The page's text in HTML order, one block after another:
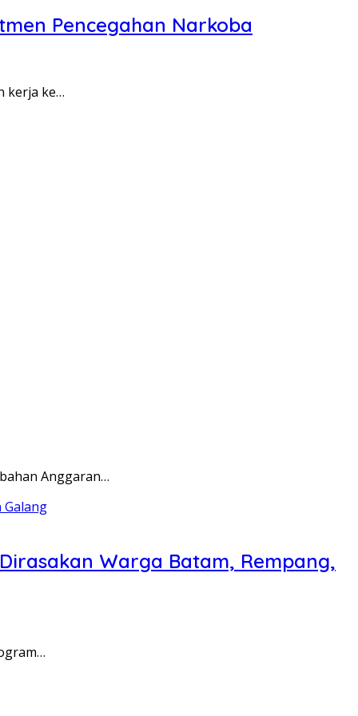
Pencegahan Narkoba
kerja ke…
Anggaran…
Warga Batam, Rempang,